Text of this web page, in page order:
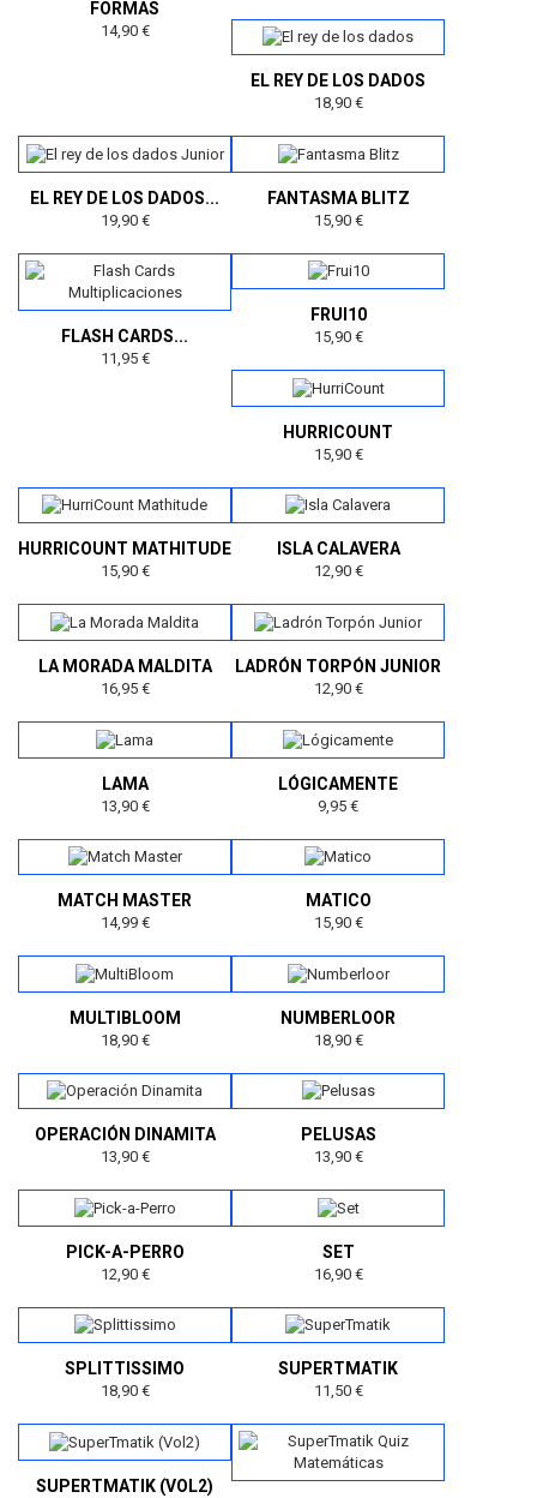
FORMAS
14,90 €
EL REY DE LOS DADOS
18,90 €
EL REY DE LOS DADOS...
19,90 €
FANTASMA BLITZ
15,90 €
FLASH CARDS...
11,95 €
FRUI10
15,90 €
HURRICOUNT
15,90 €
HURRICOUNT MATHITUDE
15,90 €
ISLA CALAVERA
12,90 €
LA MORADA MALDITA
16,95 €
LADRÓN TORPÓN JUNIOR
12,90 €
LAMA
13,90 €
LÓGICAMENTE
9,95 €
MATCH MASTER
14,99 €
MATICO
15,90 €
MULTIBLOOM
18,90 €
NUMBERLOOR
18,90 €
OPERACIÓN DINAMITA
13,90 €
PELUSAS
13,90 €
PICK-A-PERRO
12,90 €
SET
16,90 €
SPLITTISSIMO
18,90 €
SUPERTMATIK
11,50 €
SUPERTMATIK (VOL2)